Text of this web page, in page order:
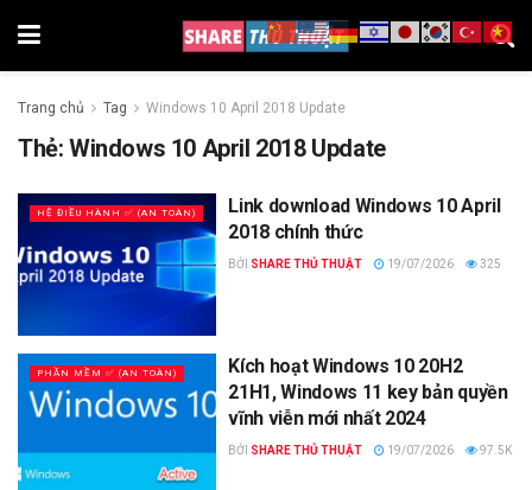
Trang chủ Tag Windows 10 April 2018 Update
Thẻ:Windows 10 April 2018 Update
HỆ ĐIỀU HÀNH ✅ (AN TOÀN)
Link download Windows 10 April
2018 chính thức
BỞI SHARE THỦ THUẬT 19/07/2026 325
PHẦN MỀM ✅ (AN TOÀN)
Kích hoạt Windows 10 20H2
21H1, Windows 11 key bản quyền
vĩnh viễn mới nhất 2024
BỞI SHARE THỦ THUẬT 19/07/2026 97.5K